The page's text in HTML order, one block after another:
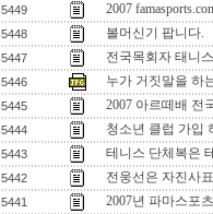
5449 2007
5448 볼머신기 팝니다.
5447 전국목회자 태니
5446 누가 거짓말을 하
5445 2007 아르떼배 전
5444 청소년 클럽 가입
5443 테니스 단체복은
5442 전웅선은 자진사
5441 2007년 파마스포